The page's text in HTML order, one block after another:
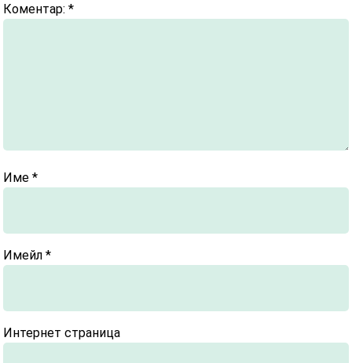
Коментар:*
Име*
Имейл*
Интернет страница